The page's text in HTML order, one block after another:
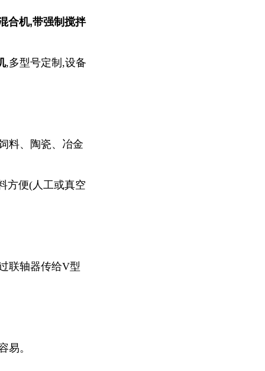
合机,带强制搅拌
,多型号定制,设备
料、陶瓷、冶金
方便(人工或真空
联轴器传给V型
易。